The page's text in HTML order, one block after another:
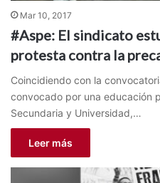
Mar 10, 2017
#Aspe: El sindicato
protesta contra la
Coincidiendo con la
convocado por una educación
Secundaria y Universidad,…
Leer más